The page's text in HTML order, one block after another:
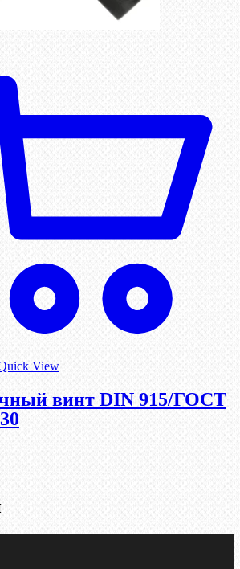
View
винт DIN 915/ГОСТ